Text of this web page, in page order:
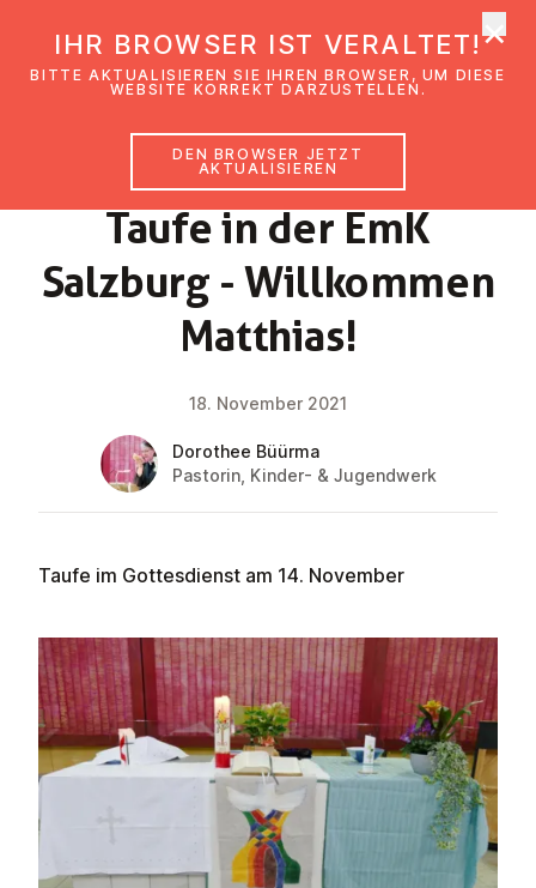
Taufe in der EmK
Salzburg - Will­kom­men
Matthias!
NEWS
18. November 2021
Dorothee Büürma
Pastorin, Kinder- & Jugendwerk
Taufe im Gottesdienst am 14. November
IHR BROWSER IST VERALTET!
BITTE AKTUALISIEREN SIE IHREN BROWSER, UM DIESE
WEBSITE KORREKT DARZUSTELLEN.
DEN BROWSER JETZT
AKTUALISIEREN
×